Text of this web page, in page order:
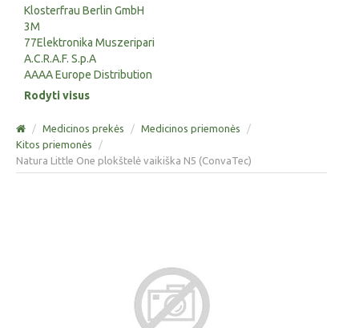
Klosterfrau Berlin GmbH
3M
77Elektronika Muszeripari
A.C.R.A.F. S.p.A
AAAA Europe Distribution
Rodyti visus
/ Medicinos prekės / Medicinos priemonės
/
Kitos priemonės
/
Natura Little One plokštelė vaikiška N5 (ConvaTec)